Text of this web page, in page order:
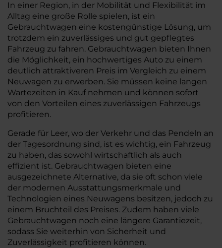
In einer Region, in der Mobilität und Flexibilität im
Alltag eine große Rolle spielen, ist ein
Gebrauchtwagen eine kostengünstige Lösung, um
trotzdem ein zuverlässiges und gut gepflegtes
Fahrzeug zu fahren. Gebrauchtwagen bieten Ihnen
die Möglichkeit, ein hochwertiges Auto zu einem
deutlich attraktiveren Preis im Vergleich zu einem
Neuwagen zu erwerben. Sie müssen keine langen
Wartezeiten in Kauf nehmen und können sofort
von den Vorteilen eines zuverlässigen Fahrzeugs
profitieren.
Gerade für Leer, wo der Verkehr und das Pendeln an
der Tagesordnung sind, ist es wichtig, ein Fahrzeug
zu haben, das sowohl wirtschaftlich als auch
effizient ist. Gebrauchtwagen bieten eine
ausgezeichnete Alternative, da sie oft schon viele
der modernen Ausstattungsmerkmale und
Technologien eines Neuwagens besitzen, jedoch zu
einem Bruchteil des Preises. Zudem haben viele
Gebrauchtwagen noch eine längere Garantiezeit,
sodass Sie weiterhin von Sicherheit und
Zuverlässigkeit profitieren können.